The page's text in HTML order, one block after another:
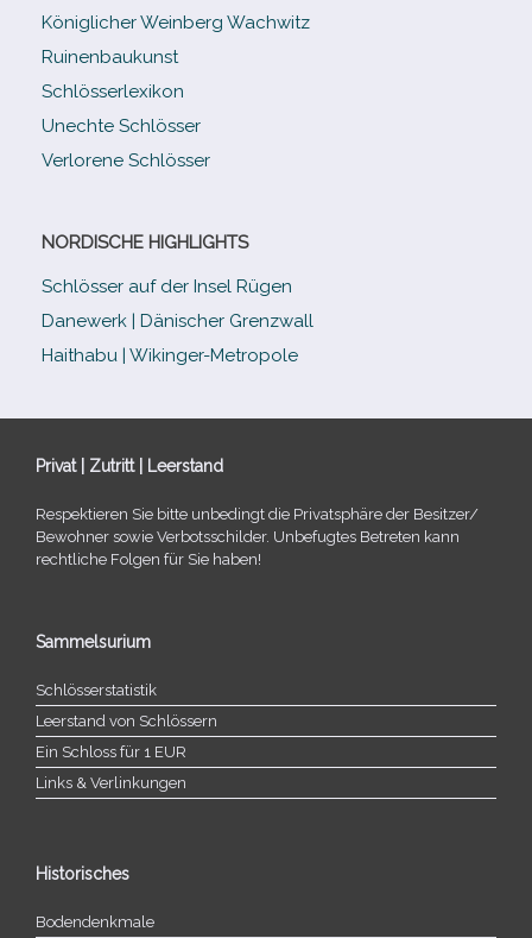
Königlicher Weinberg Wachwitz
Ruinenbaukunst
Schlösserlexikon
Unechte Schlösser
Verlorene Schlösser
NORDISCHE HIGHLIGHTS
Schlösser auf der Insel Rügen
Danewerk | Dänischer Grenzwall
Haithabu | Wikinger-Metropole
Privat | Zutritt | Leerstand
Respektieren Sie bitte unbe­dingt die Privatsphäre der Besitzer/​
Bewohner sowie Verbotsschilder. Unbefugtes Betreten kann
recht­li­che Folgen für Sie haben!
Sammelsurium
Schlösserstatistik
Leerstand von Schlössern
Ein Schloss für 1 EUR
Links & Verlinkungen
Historisches
Bodendenkmale